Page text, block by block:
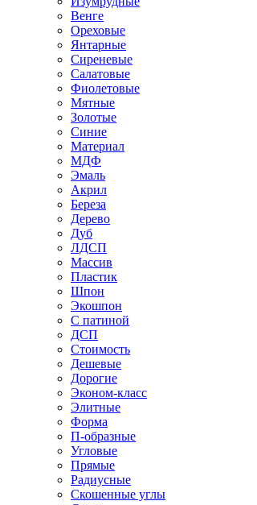
Венге
Ореховые
Янтарные
Сиреневые
Салатовые
Фиолетовые
Мятные
Золотые
Синие
Материал
МДФ
Эмаль
Акрил
Береза
Дерево
Дуб
ЛДСП
Массив
Пластик
Шпон
Экошпон
С патиной
ДСП
Стоимость
Дешевые
Дорогие
Эконом-класс
Элитные
Форма
П-образные
Угловые
Прямые
Радиусные
Скошенные углы